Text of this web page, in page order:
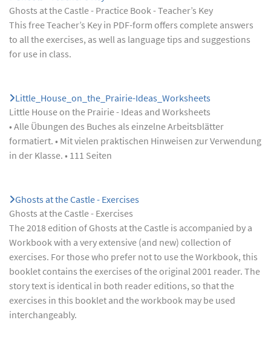
Ghosts at the Castle - Practice Book - Teacher’s Key
This free Teacher’s Key in PDF-form offers complete answers
to all the exercises, as well as language tips and suggestions
for use in class.
Little_House_on_the_Prairie-Ideas_Worksheets
Little House on the Prairie - Ideas and Worksheets
• Alle Übungen des Buches als einzelne Arbeitsblätter
formatiert. • Mit vielen praktischen Hinweisen zur Verwendung
in der Klasse. • 111 Seiten
Ghosts at the Castle - Exercises
Ghosts at the Castle - Exercises
The 2018 edition of Ghosts at the Castle is accompanied by a
Workbook with a very extensive (and new) collection of
exercises. For those who prefer not to use the Workbook, this
booklet contains the exercises of the original 2001 reader. The
story text is identical in both reader editions, so that the
exercises in this booklet and the workbook may be used
interchangeably.